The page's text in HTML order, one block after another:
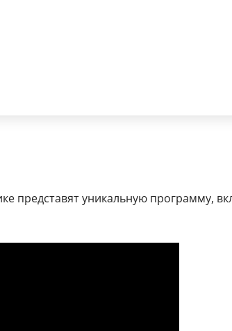
представят уникальную программу,